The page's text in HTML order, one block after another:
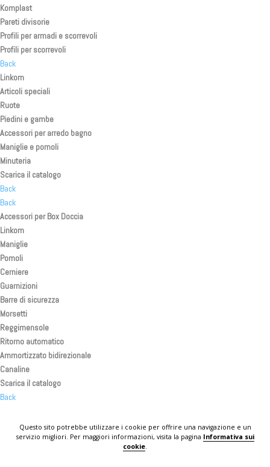
Questo sito potrebbe utilizzare i cookie per offrire una navigazione e un
servizio migliori. Per maggiori informazioni, visita la pagina Informativa sui
cookie.
Komplast
Pareti divisorie
Profili per armadi e scorrevoli
Profili per scorrevoli
Back
Linkom
Articoli speciali
Ruote
Piedini e gambe
Accessori per arredo bagno
Maniglie e pomoli
Minuteria
Scarica il catalogo
Back
Back
Accessori per Box Doccia
Linkom
Maniglie
Pomoli
Cerniere
Guarnizioni
Barre di sicurezza
Morsetti
Reggimensole
Ritorno automatico
Ammortizzato bidirezionale
Canaline
Scarica il catalogo
Back
KOMPLAST IN THE WORLD